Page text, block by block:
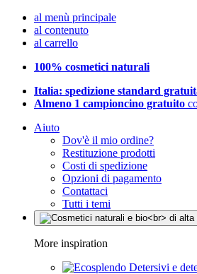
al menù principale
al contenuto
al carrello
100% cosmetici naturali
Italia: spedizione standard
Almeno 1 campioncino gratuito
Aiuto
Dov'è il mio ordine?
Restituzione prodotti
Costi di spedizione
Opzioni di pagamento
Contattaci
Tutti i temi
More inspiration
Detersivi e